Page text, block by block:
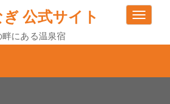
Toggle
公式サイト
にある温泉宿